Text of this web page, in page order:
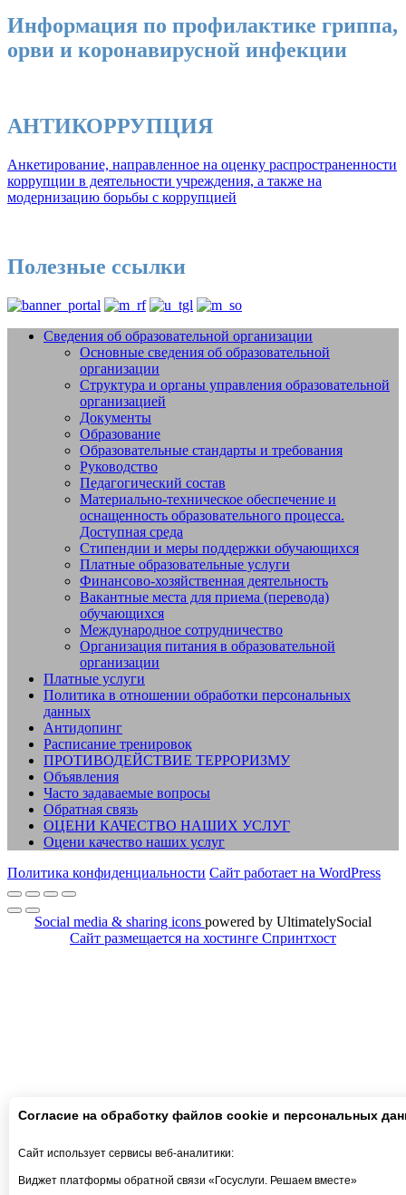
Информация по профилактике гриппа,
орви и коронавирусной инфекции
АНТИКОРРУПЦИЯ
Анкетирование, направленное на оценку распространенности
коррупции в деятельности учреждения, а также на
модернизацию борьбы с коррупцией
Полезные ссылки
Добро пожаловать на сайт МБУДО
СШОР №14 "Жигули" г.о. Тольятти
Сведения об образовательной организации
Основные сведения об образовательной
организации
Структура и органы управления образовательной
организацией
Документы
Образование
Образовательные стандарты и требования
Руководство
Педагогический состав
Материально-техническое обеспечение и
оснащенность образовательного процесса.
Доступная среда
Стипендии и меры поддержки обучающихся
Платные образовательные услуги
Финансово-хозяйственная деятельность
Вакантные места для приема (перевода)
обучающихся
Международное сотрудничество
Организация питания в образовательной
организации
Платные услуги
Политика в отношении обработки персональных
данных
Антидопинг
Расписание тренировок
ПРОТИВОДЕЙСТВИЕ ТЕРРОРИЗМУ
Объявления
Часто задаваемые вопросы
Обратная связь
ОЦЕНИ КАЧЕСТВО НАШИХ УСЛУГ
Оцени качество наших услуг
Политика конфиденциальности Сайт работает на WordPress
Social media & sharing icons powered by UltimatelySocial
Сайт размещается на хостинге Спринтхост
Согласие на обработку файлов cookie и персональных
Сайт использует сервисы веб-аналитики:
Виджет платформы обратной связи «Госуслуги. Решаем вместе»